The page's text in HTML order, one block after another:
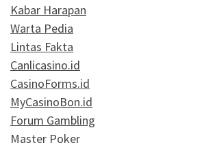
Kabar Harapan
Warta Pedia
Lintas Fakta
Canlicasino.id
CasinoForms.id
MyCasinoBon.id
Forum Gambling
Master Poker